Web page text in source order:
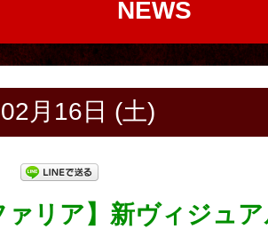
NEWS
月16日 (土)
ァリア】新ヴィジュ